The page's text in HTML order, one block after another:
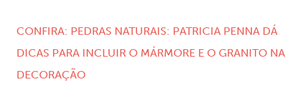
CONFIRA: PEDRAS NATURAIS: PATRICIA PENNA DÁ
DICAS PARA INCLUIR O MÁRMORE E O GRANITO NA
DECORAÇÃO